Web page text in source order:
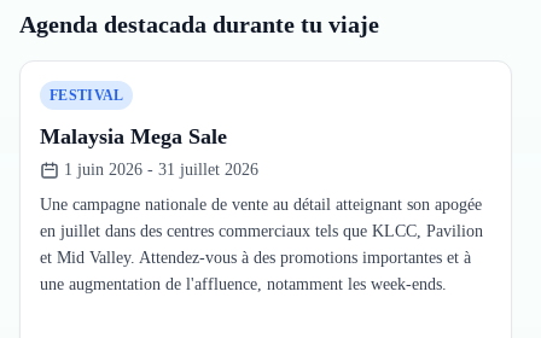
Agenda destacada durante tu viaje
FESTIVAL
Malaysia Mega Sale
1 juin 2026 - 31 juillet 2026
Une campagne nationale de vente au détail atteignant son apogée
en juillet dans des centres commerciaux tels que KLCC, Pavilion
et Mid Valley. Attendez-vous à des promotions importantes et à
une augmentation de l'affluence, notamment les week-ends.